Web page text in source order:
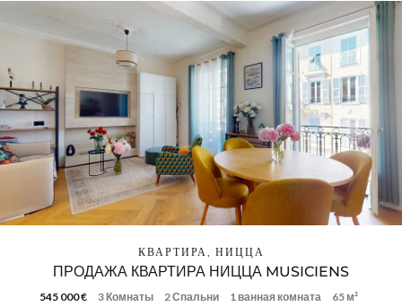
КВАРТИРА, НИЦЦА
ПРОДАЖА КВАРТИРА НИЦЦА MUSICIENS
545 000 € 3 Комнаты 2 Спальни 1 ванная комната 65 м²